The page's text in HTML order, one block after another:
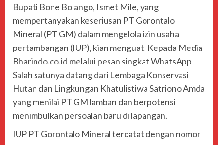
Bupati Bone Bolango, Ismet Mile, yang
mempertanyakan keseriusan PT Gorontalo
Mineral (PT GM) dalam mengelola izin usaha
pertambangan (IUP), kian menguat. Kepada Media
Bharindo.co.id melalui pesan singkat WhatsApp
Salah satunya datang dari Lembaga Konservasi
Hutan dan Lingkungan Khatulistiwa Satriono Amda
yang menilai PT GM lamban dan berpotensi
menimbulkan persoalan baru di lapangan.
IUP PT Gorontalo Mineral tercatat dengan nomor